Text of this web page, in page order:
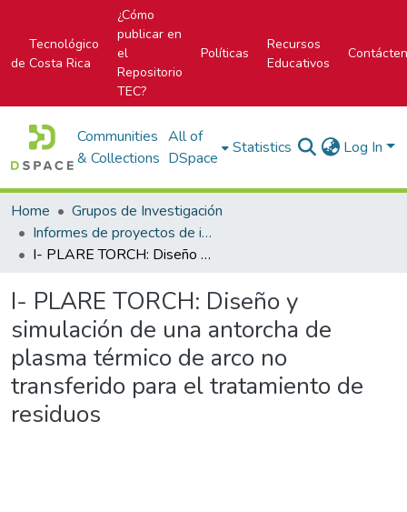
Tecnológico
de Costa Rica
¿Cómo
publicar en
el
Repositorio
TEC?
Políticas
Recursos
Educativos
Communities
& Collections
All of
DSpace
Statistics Log In
Home
Grupos de Investigación
Informes de proyectos de investigación
I- PLARE TORCH: Diseño y simulación de una antorcha de plasma térmico de arco no transferido para el tratamiento de residuos
I- PLARE TORCH: Diseño y
simulación de una antorcha de
plasma térmico de arco no
transferido para el tratamiento de
residuos